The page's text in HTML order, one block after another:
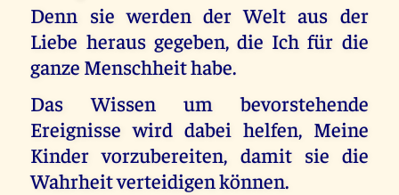
Denn sie werden der Welt aus der
Liebe heraus gegeben, die Ich für die
ganze Menschheit habe.
Das Wissen um bevorstehende
Ereignisse wird dabei helfen, Meine
Kinder vorzubereiten, damit sie die
Wahrheit verteidigen können.